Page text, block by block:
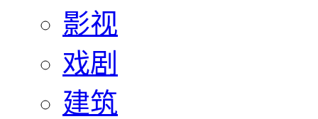
影视
戏剧
建筑